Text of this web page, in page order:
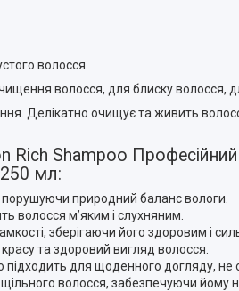
волосся
волосся, для блиску волосся,
Делікатно очищує та живить
Rich Shampoo
мл:
природний баланс вологи.
волосся м’яким і слухняним.
зберігаючи його здоровим і
та здоровий вигляд волосся.
для щоденного догляду, не
волосся, забезпечуючи йому